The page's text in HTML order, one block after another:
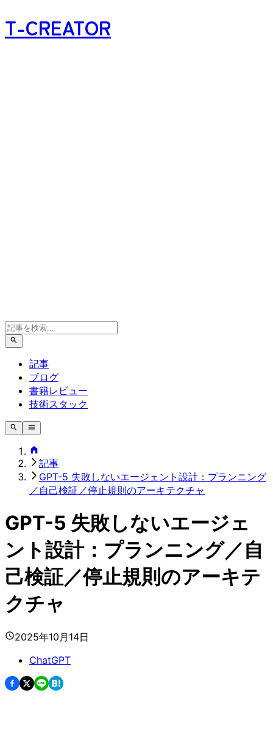
T-CREATOR
記事
ブログ
書籍レビュー
技術スタック
記事
GPT-5 失敗しないエージェント設計：プランニング
／自己検証／停止規則のアーキテクチャ
GPT-5 失敗しないエージェ
ント設計：プランニング／自
己検証／停止規則のアーキテ
クチャ
2025年10月14日
ChatGPT